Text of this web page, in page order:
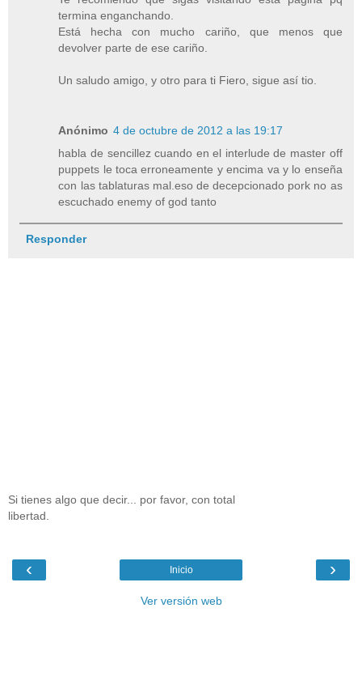
termina enganchando.
Está hecha con mucho cariño, que menos que
devolver parte de ese cariño.
Un saludo amigo, y otro para ti Fiero, sigue así tio.
Anónimo 4 de octubre de 2012 a las 19:17
habla de sencillez cuando en el interlude de master off
puppets le toca erroneamente y encima va y lo enseña
con las tablaturas mal.eso de decepcionado pork no as
escuchado enemy of god tanto
Responder
Si tienes algo que decir... por favor, con total
libertad.
‹ ›
Inicio
Ver versión web